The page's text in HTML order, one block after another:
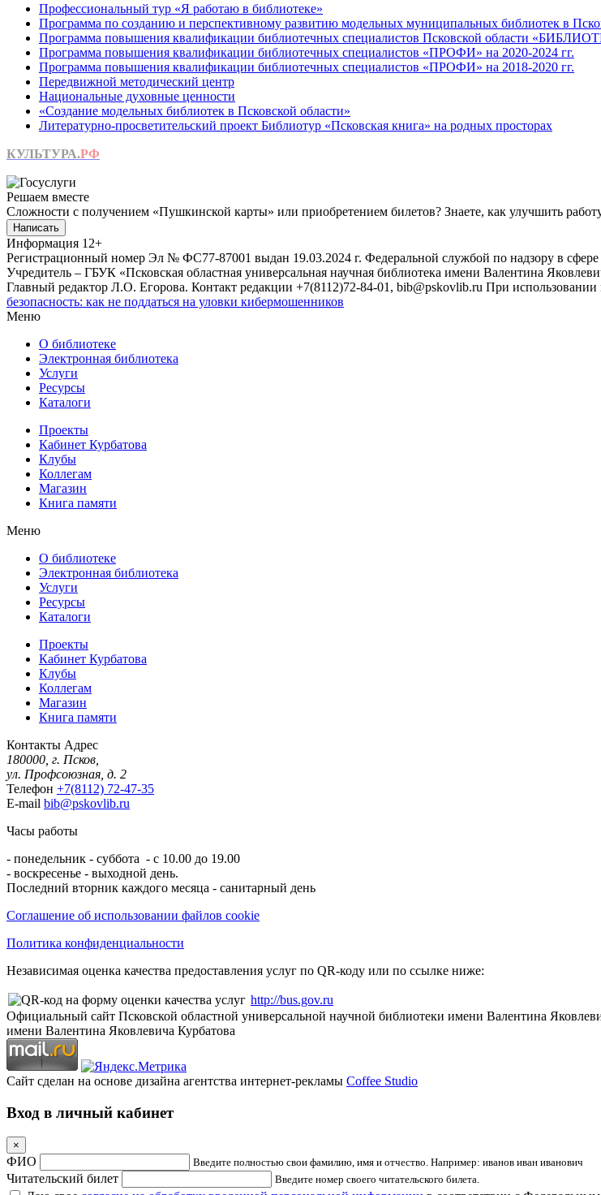
Профессиональный тур «Я работаю в библиотеке»
Программа по созданию и перспективному развитию модельных муниципальных библиотек в
Программа повышения квалификации библиотечных специалистов Псковской области
Программа повышения квалификации библиотечных специалистов «ПРОФИ» на 2020-2024 гг.
Программа повышения квалификации библиотечных специалистов «ПРОФИ» на 2018-2020 гг.
Передвижной методический центр
Национальные духовные ценности
«Создание модельных библиотек в Псковской области»
Литературно-просветительский проект Библиотур «Псковская книга» на родных просторах
КУЛЬТУРА.РФ
Решаем вместе
Сложности с получением «Пушкинской карты» или приобретением билетов? Знаете, как улучшить
Написать
Информация 12+
Регистрационный номер Эл № ФС77-87001 выдан 19.03.2024 г. Федеральной службой по надзору в
Учредитель – ГБУК «Псковская областная универсальная научная библиотека имени Валентина
Главный редактор Л.О. Егорова. Контакт редакции +7(8112)72-84-01, bib@pskovlib.ru При использовании
безопасность: как не поддаться на уловки кибермошенников
Меню
О библиотеке
Электронная библиотека
Услуги
Ресурсы
Каталоги
Проекты
Кабинет Курбатова
Клубы
Коллегам
Магазин
Книга памяти
Меню
О библиотеке
Электронная библиотека
Услуги
Ресурсы
Каталоги
Проекты
Кабинет Курбатова
Клубы
Коллегам
Магазин
Книга памяти
Контакты Адрес
180000, г. Псков,
ул. Профсоюзная, д. 2
Телефон +7(8112) 72-47-35
E-mail bib@pskovlib.ru
Часы работы
- понедельник - суббота - с 10.00 до 19.00
- воскресенье - выходной день.
Последний вторник каждого месяца - санитарный день
Соглашение об использовании файлов cookie
Политика конфиденциальности
Независимая оценка качества предоставления услуг по QR-коду или по ссылке ниже:
http://bus.gov.ru
Официальный сайт Псковской областной универсальной научной библиотеки имени Валентина
имени Валентина Яковлевича Курбатова
Сайт сделан на основе дизайна агентства интернет-рекламы Coffee Studio
Вход в личный кабинет
×
ФИО Введите полностью свои фамилию, имя и отчество. Например: иванов иван иванович
Читательский билет Введите номер своего читательского билета.